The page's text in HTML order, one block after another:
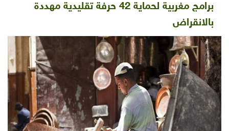
برامج مغربية لحماية 42 حرفة تقليدية مهددة
بالانقراض